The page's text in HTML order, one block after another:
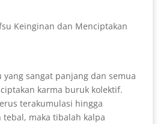
Keinginan dan Menciptakan
yang sangat panjang dan semua
karma buruk kolektif.
terakumulasi hingga
tebal, maka tibalah kalpa